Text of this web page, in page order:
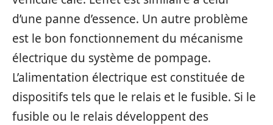
d’une panne d’essence. Un autre problème
est le bon fonctionnement du mécanisme
électrique du système de pompage.
L’alimentation électrique est constituée de
dispositifs tels que le relais et le fusible. Si le
fusible ou le relais développent des